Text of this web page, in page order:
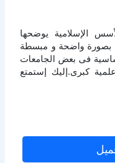
الإسلامية يوضحها
بصورة واضحة و مبسطة
فى بعض الجامعات
كبرى.إليك إستمتع